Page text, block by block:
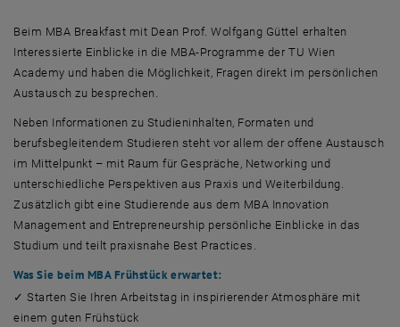
Beim MBA Breakfast mit Dean Prof. Wolfgang Güttel erhalten
Interessierte Einblicke in die MBA-Programme der TU Wien
Academy und haben die Möglichkeit, Fragen direkt im persönlichen
Austausch zu besprechen.
Neben Informationen zu Studieninhalten, Formaten und
berufsbegleitendem Studieren steht vor allem der offene Austausch
im Mittelpunkt – mit Raum für Gespräche, Networking und
unterschiedliche Perspektiven aus Praxis und Weiterbildung.
Zusätzlich gibt eine Studierende aus dem MBA Innovation
Management and Entrepreneurship persönliche Einblicke in das
Studium und teilt praxisnahe Best Practices.
Was Sie beim MBA Frühstück erwartet:
✓ Starten Sie Ihren Arbeitstag in inspirierender Atmosphäre mit
einem guten Frühstück